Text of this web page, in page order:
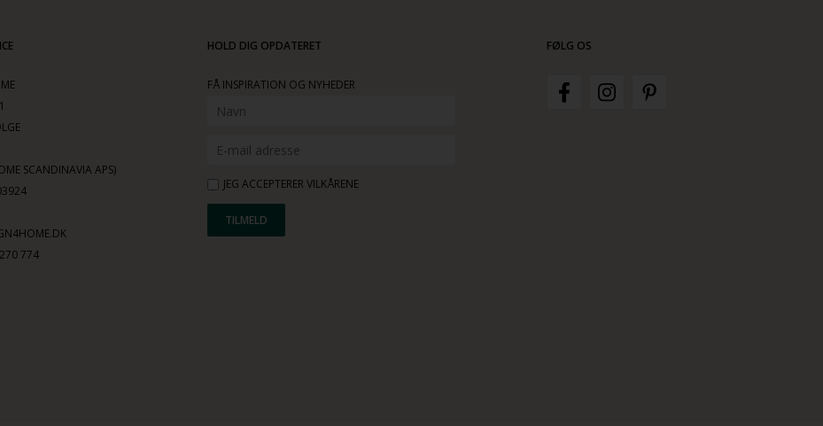
SCANDINAVIA APS)
774
HOLD DIG OPDATERET
FÅ INSPIRATION OG NYHEDER
JEG ACCEPTERER VILKÅRENE
FØLG OS